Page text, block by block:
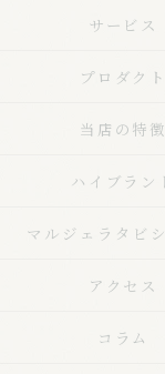
サービス
プロダクト
当店の特徴
ハイブラン
マルジェラタビ
アクセス
コラム